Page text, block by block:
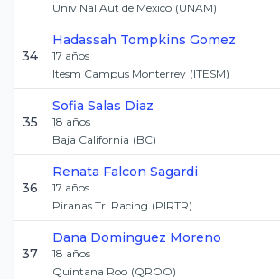
Univ Nal Aut de Mexico (UNAM)
34
Hadassah Tompkins Gomez
17 años
Itesm Campus Monterrey (ITESM)
35
Sofia Salas Diaz
18 años
Baja California (BC)
36
Renata Falcon Sagardi
17 años
Piranas Tri Racing (PIRTR)
37
Dana Dominguez Moreno
18 años
Quintana Roo (QROO)